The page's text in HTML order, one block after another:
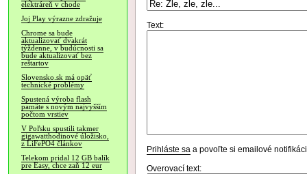
elektráreň v chode
Joj Play výrazne zdražuje
Chrome sa bude
aktualizovať dvakrát
týždenne, v budúcnosti sa
bude aktualizovať bez
reštartov
Slovensko.sk má opäť
technické problémy
Spustená výroba flash
pamäte s novým najvyšším
počtom vrstiev
V Poľsku spustili takmer
gigawatthodinové úložisko,
z LiFePO4 článkov
Telekom pridal 12 GB balík
pre Easy, chce zaň 12 eur
Text:
Prihláste sa a povoľte si emailové
Overovací text: